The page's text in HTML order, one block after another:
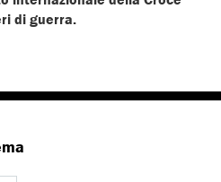
di guerra.